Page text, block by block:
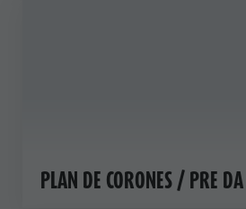
PLAN DE CORONES / PRE